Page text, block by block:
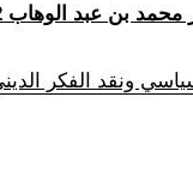
ونقد الفكر